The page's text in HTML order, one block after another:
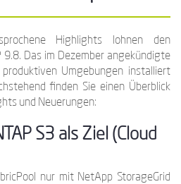
Highlights lohnen den
9.8. Das im Dezember angekündigte
Umgebungen installiert
finden Sie einen Überblick
und Neuerungen:
S3 als Ziel (Cloud
nur mit NetApp StorageGrid